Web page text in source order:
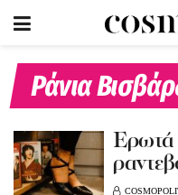
Ράνια
Έρωτά